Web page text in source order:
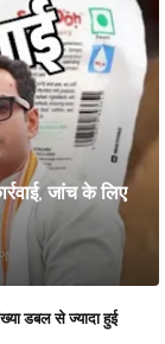
जांच के लिए
डबल से ज्यादा हुई